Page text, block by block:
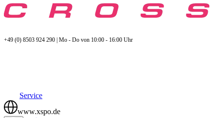
+49 (0) 8503 924 290 | Mo - Do von 10:00 - 16:00 Uhr
Service
www.xspo.de